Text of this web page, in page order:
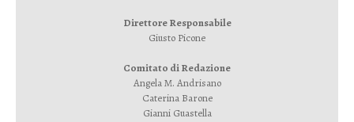
Direttore Responsabile
Giusto Picone
Comitato di Redazione
Angela M. Andrisano
Caterina Barone
Gianni Guastella